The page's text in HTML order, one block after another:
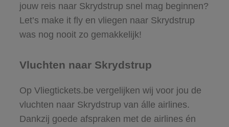
jouw reis naar Skrydstrup snel mag beginnen?
Let’s make it fly en vliegen naar Skrydstrup
was nog nooit zo gemakkelijk!
Vluchten naar Skrydstrup
Op Vliegtickets.be vergelijken wij voor jou de
vluchten naar Skrydstrup van álle airlines.
Dankzij goede afspraken met de airlines én